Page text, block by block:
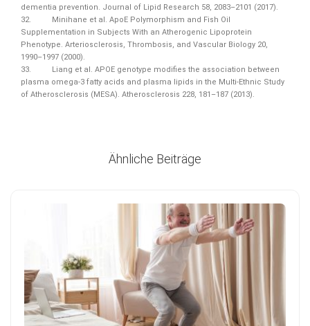
dementia prevention. Journal of Lipid Research 58, 2083–2101 (2017).
32. Minihane et al. ApoE Polymorphism and Fish Oil
Supplementation in Subjects With an Atherogenic Lipoprotein
Phenotype. Arteriosclerosis, Thrombosis, and Vascular Biology 20,
1990–1997 (2000).
33. Liang et al. APOE genotype modifies the association between
plasma omega-3 fatty acids and plasma lipids in the Multi-Ethnic Study
of Atherosclerosis (MESA). Atherosclerosis 228, 181–187 (2013).
Ähnliche Beiträge